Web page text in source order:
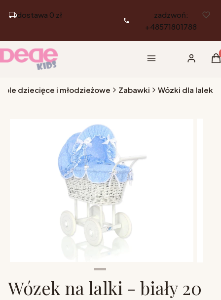
dostawa 0 zł
zadzwoń:
+48571801788
Menu Zaloguj się
dziecięce i młodzieżowe Zabawki Wózki dla lalek
Wózek na lalki - biały 20